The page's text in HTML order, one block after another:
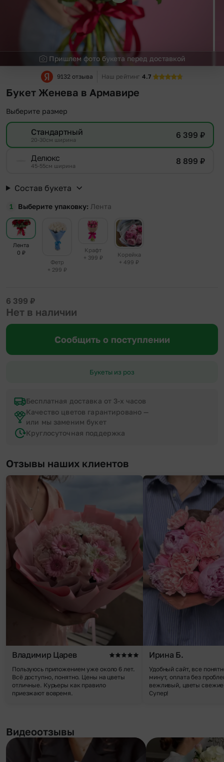
Пришлем фото букета перед доставкой
9132 отзыва Наш рейтинг 4.7
Букет Женева в Армавире
Выберите размер
Стандартный
20-30см ширина 6 399 ₽
Делюкс
45-55см ширина 8 899 ₽
Состав букета
Выберите упаковку Лента
Лента
0 ₽
Фетр
+ 299 ₽
Крафт
+ 399 ₽
Корейка
+ 499 ₽
6 399 ₽
Нет в наличии
Сообщить о поступлении
Букеты из роз
Бесплатная доставка от 3-х часов
Качество цветов гарантировано —
или мы заменим букет
Круглосуточная поддержка
Отзывы наших клиентов
Владимир Царев
Пользуюсь приложением уже около 6 лет.
Всё доступно, понятно. Цены на цветы
отличные. Курьеры как правило
приезжают вовремя.
Ирина Б.
Удобный сайт, все
минут, оплата без
вежливый, цветы
Супер!
Видеоотзывы